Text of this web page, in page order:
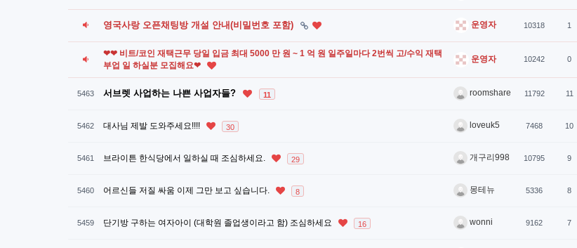
영국사랑 오픈채팅방 개설 안내(비밀번호 포함) 운영자 10318 1
❤❤ 비트/코인 재택근무 당일 입금 최대 5000 만 원 ~ 1 억 원 일주일마다 2번씩 고/수익 재택
부업 일 하실분 모집해요❤
운영자 10242 0
5463 서브렛 사업하는 나쁜 사업자들? 11 roomshare 11792 11
5462 대사님 제발 도와주세요!!!! 30 loveuk5 7468 10
5461 브라이튼 한식당에서 일하실 때 조심하세요. 29 개구리998 10795 9
5460 어르신들 저질 싸움 이제 그만 보고 싶습니다. 8 몽테뉴 5336 8
5459 단기방 구하는 여자아이 (대학원 졸업생이라고 함) 조심하세요 16 wonni 9162 7